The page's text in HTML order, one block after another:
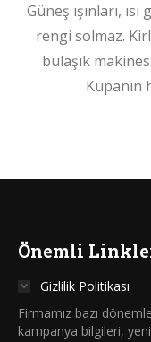
Güneş ışınları,
rengi solmaz.
bulaşık
Kupanın
Önemli
Gizlilik Politikası
Firmamız bazı
kampanya bilgileri,